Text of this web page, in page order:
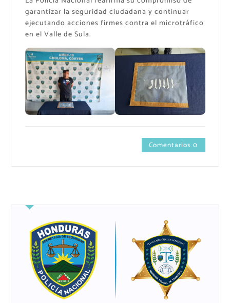
garantizar la seguridad ciudadana y continuar
ejecutando acciones firmes contra el microtráfico
en el Valle de Sula.
Comentarios 0